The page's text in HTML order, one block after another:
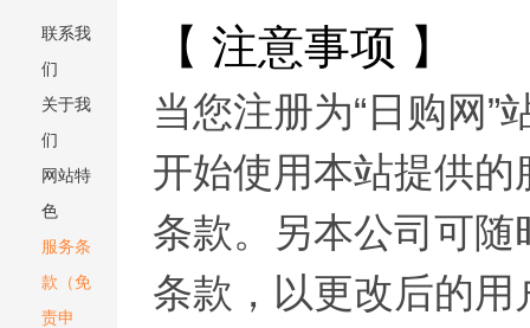
联系我
们
关于我
们
网站特
色
服务条
款（免
责申
【 注意事项 】
当您注册为“日购网
开始使用本站提供
条款。另本公司可
条款，以更改后的